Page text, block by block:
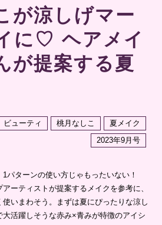
が涼しげマー
に♡ ヘアメイ
が提案する夏
ビューティ 桃月なしこ
夏メイク
2023年9月号
1パターンの使い方じゃもったいない！
ーティストが提案するメイクを参考に、
いまわそう。まずは夏にぴったりな涼し
活躍しそうな赤み×青みが特徴のアイシ